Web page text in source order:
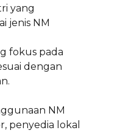
yang
jenis NM
fokus pada
dengan
NM
penyedia lokal